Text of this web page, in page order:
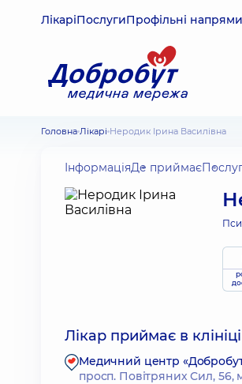
ЛікаріПослугиПрофільні напрями
Головна Лікарі Неродик Ірина Василівна
ІнформаціяДе приймає
Лікар приймає в клініці
Медичний центр
просп. Повітряних Сил, 56,